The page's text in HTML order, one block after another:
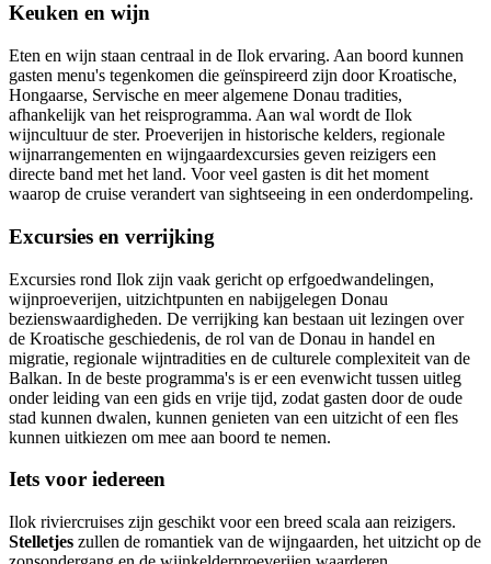
Keuken en wijn
Eten en wijn staan centraal in de Ilok ervaring. Aan boord kunnen
gasten menu's tegenkomen die geïnspireerd zijn door Kroatische,
Hongaarse, Servische en meer algemene Donau tradities,
afhankelijk van het reisprogramma. Aan wal wordt de Ilok
wijncultuur de ster. Proeverijen in historische kelders, regionale
wijnarrangementen en wijngaardexcursies geven reizigers een
directe band met het land. Voor veel gasten is dit het moment
waarop de cruise verandert van sightseeing in een onderdompeling.
Excursies en verrijking
Excursies rond Ilok zijn vaak gericht op erfgoedwandelingen,
wijnproeverijen, uitzichtpunten en nabijgelegen Donau
bezienswaardigheden. De verrijking kan bestaan uit lezingen over
de Kroatische geschiedenis, de rol van de Donau in handel en
migratie, regionale wijntradities en de culturele complexiteit van de
Balkan. In de beste programma's is er een evenwicht tussen uitleg
onder leiding van een gids en vrije tijd, zodat gasten door de oude
stad kunnen dwalen, kunnen genieten van een uitzicht of een fles
kunnen uitkiezen om mee aan boord te nemen.
Iets voor iedereen
Ilok riviercruises zijn geschikt voor een breed scala aan reizigers.
Stelletjes zullen de romantiek van de wijngaarden, het uitzicht op de